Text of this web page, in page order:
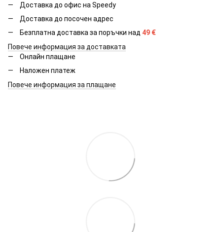
Доставка до офис на Speedy
Доставка до посочен адрес
Безплатна доставка за поръчки над 49 €
Повече информация за доставката
Онлайн плащане
Наложен платеж
Повече информация за плащане